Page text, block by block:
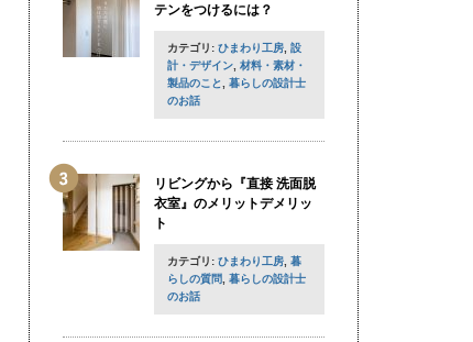
テンをつけるには？
カテゴリ: ひまわり工房 設
計・デザイン 材料・素材・
製品のこと
暮らしの設計士
のお話
リビングから『直接 洗面脱
衣室』のメリットデメリッ
ト
カテゴリ: ひまわり工房 暮
らしの質問
暮らしの設計士
のお話